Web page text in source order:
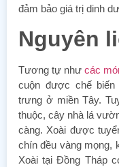
đảm bảo giá trị dinh
Nguyên
Tương tự như các
cuộn được chế
trưng ở miền Tây.
thuộc, cây nhà lá
càng. Xoài được
chín đều vàng mọng,
Xoài tại Đồng Tháp